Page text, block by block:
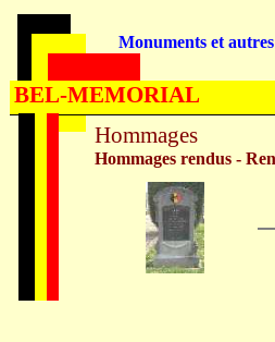
Hommages
Hommages rendus -
Monuments et
BEL-MEMORIAL